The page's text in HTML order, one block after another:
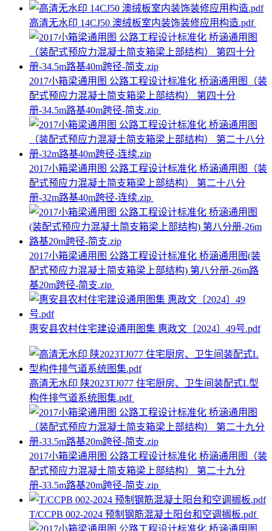
高清无水印 14CJ50 澳绒板室内装饰装修应用构造.pdf
2017小箱梁通用图 公路工程设计标准化 桥涵通用图（装
配式预应力混凝土简支箱梁上部结构） 第四十分
册-34.5m路基40m跨径-简支.zip
2017小箱梁通用图 公路工程设计标准化 桥涵通用图（装
配式预应力混凝土简支箱梁上部结构） 第二十八分
册-32m路基40m跨径-连续.zip
2017小箱梁通用图 公路工程设计标准化 桥涵通用图(装
配式预应力混凝土简支箱梁上部结构) 第八分册-26m路
基20m跨径-简支.zip
惠安县农村住宅建设通用图集 惠政文〔2024〕49号.pdf
高清无水印 陕2023TJ077 住宅厨房、卫生间装配式L型
构件排气道系统图集.pdf
2017小箱梁通用图 公路工程设计标准化 桥涵通用图（装
配式预应力混凝土简支箱梁上部结构） 第二十九分
册-33.5m路基20m跨径-简支.zip
T/CCPB 002-2024 预制钢筋混凝土阳台和空调搁板.pdf